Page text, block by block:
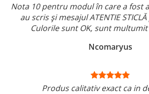
Nota 10 pentru modul în care a fost
au scris și mesajul ATENTIE
Culorile sunt OK, sunt
Ncomaryus
Produs calitativ exact ca in